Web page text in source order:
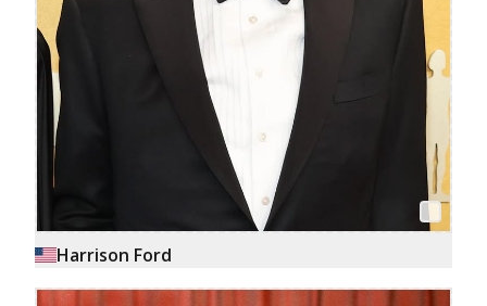
Harrison Ford